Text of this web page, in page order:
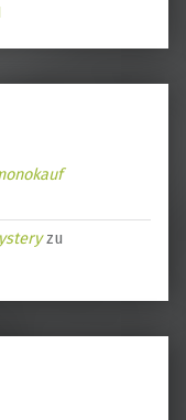
zu